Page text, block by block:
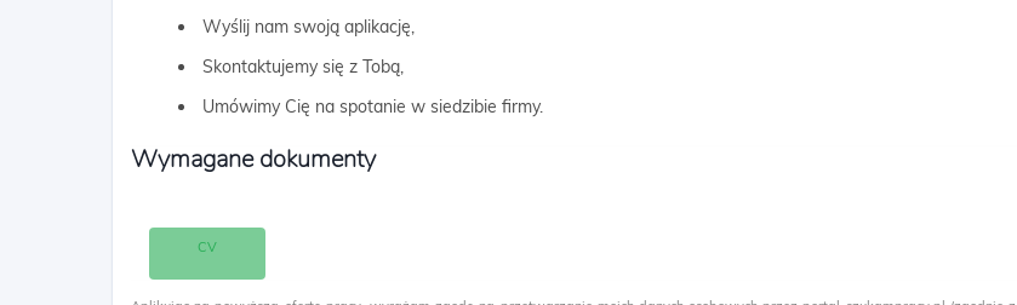
Wyślij nam swoją aplikację,
Skontaktujemy się z Tobą,
Umówimy Cię na spotanie w siedzibie firmy.
Wymagane dokumenty
CV